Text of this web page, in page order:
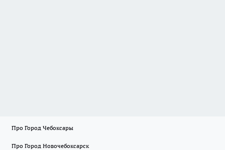
Про Город Чебоксары
Про Город Новочебоксарск